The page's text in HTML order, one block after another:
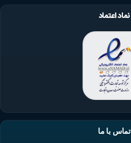
خودرو یا میزان کارکرد کیلومتر
نوع خودرو و توصیه سازنده
احتمال بروز مشکلاتی که در
نماد اعتماد
تماس با ما